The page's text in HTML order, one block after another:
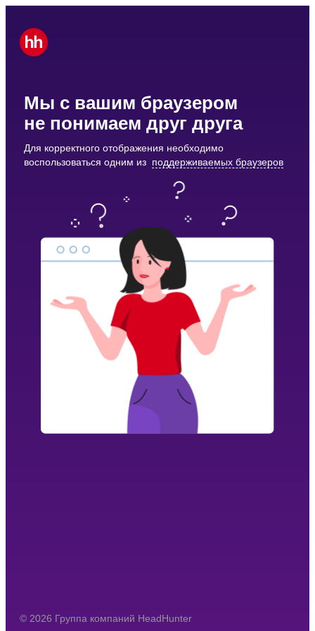
Мы с вашим браузером
не понимаем друг друга
Для корректного отображения необходимо
воспользоваться одним из поддерживаемых браузеров
© 2026 Группа компаний HeadHunter